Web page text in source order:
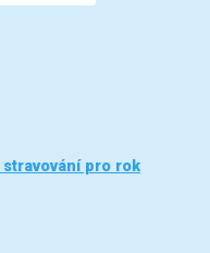
pro rok